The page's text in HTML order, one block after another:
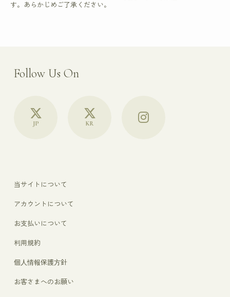
す。あらかじめご了承ください。
Follow Us On
JP KR
当サイトについて
アカウントについて
お支払いについて
利用規約
個人情報保護方針
お客さまへのお願い